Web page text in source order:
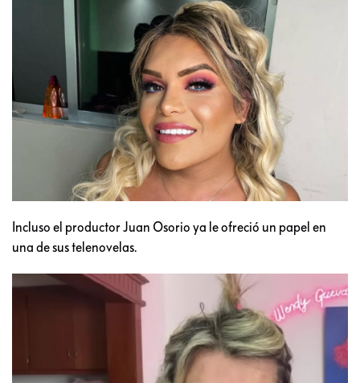
Incluso el productor Juan Osorio ya le ofreció un papel en
una de sus telenovelas.